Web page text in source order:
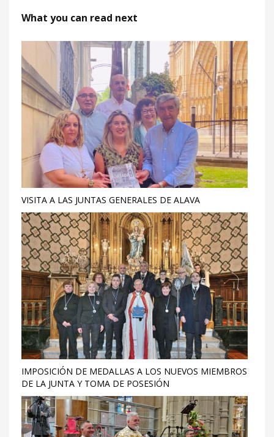
What you can read next
VISITA A LAS JUNTAS GENERALES DE ALAVA
IMPOSICIÓN DE MEDALLAS A LOS NUEVOS MIEMBROS
DE LA JUNTA Y TOMA DE POSESIÓN